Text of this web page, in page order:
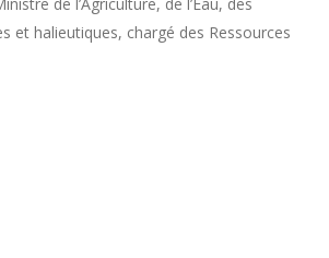
et halieutiques, chargé des Ressources